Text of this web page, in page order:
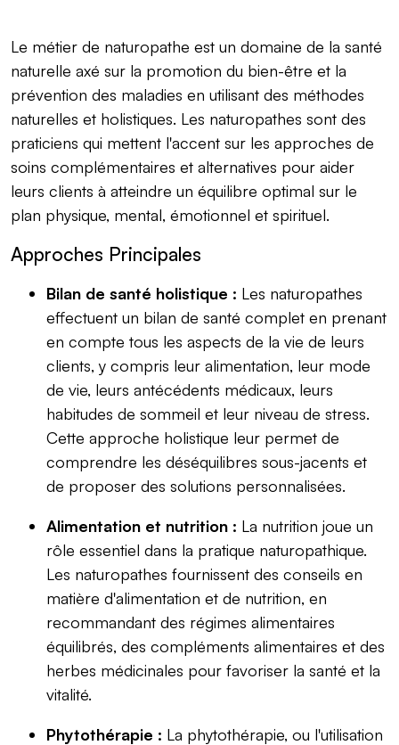
Le métier de naturopathe est un domaine de la santé
naturelle axé sur la promotion du bien-être et la
prévention des maladies en utilisant des méthodes
naturelles et holistiques. Les naturopathes sont des
praticiens qui mettent l'accent sur les approches de
soins complémentaires et alternatives pour aider
leurs clients à atteindre un équilibre optimal sur le
plan physique, mental, émotionnel et spirituel.
Approches Principales
Bilan de santé holistique : Les naturopathes
effectuent un bilan de santé complet en prenant
en compte tous les aspects de la vie de leurs
clients, y compris leur alimentation, leur mode
de vie, leurs antécédents médicaux, leurs
habitudes de sommeil et leur niveau de stress.
Cette approche holistique leur permet de
comprendre les déséquilibres sous-jacents et
de proposer des solutions personnalisées.
Alimentation et nutrition : La nutrition joue un
rôle essentiel dans la pratique naturopathique.
Les naturopathes fournissent des conseils en
matière d'alimentation et de nutrition, en
recommandant des régimes alimentaires
équilibrés, des compléments alimentaires et des
herbes médicinales pour favoriser la santé et la
vitalité.
Phytothérapie : La phytothérapie, ou l'utilisation